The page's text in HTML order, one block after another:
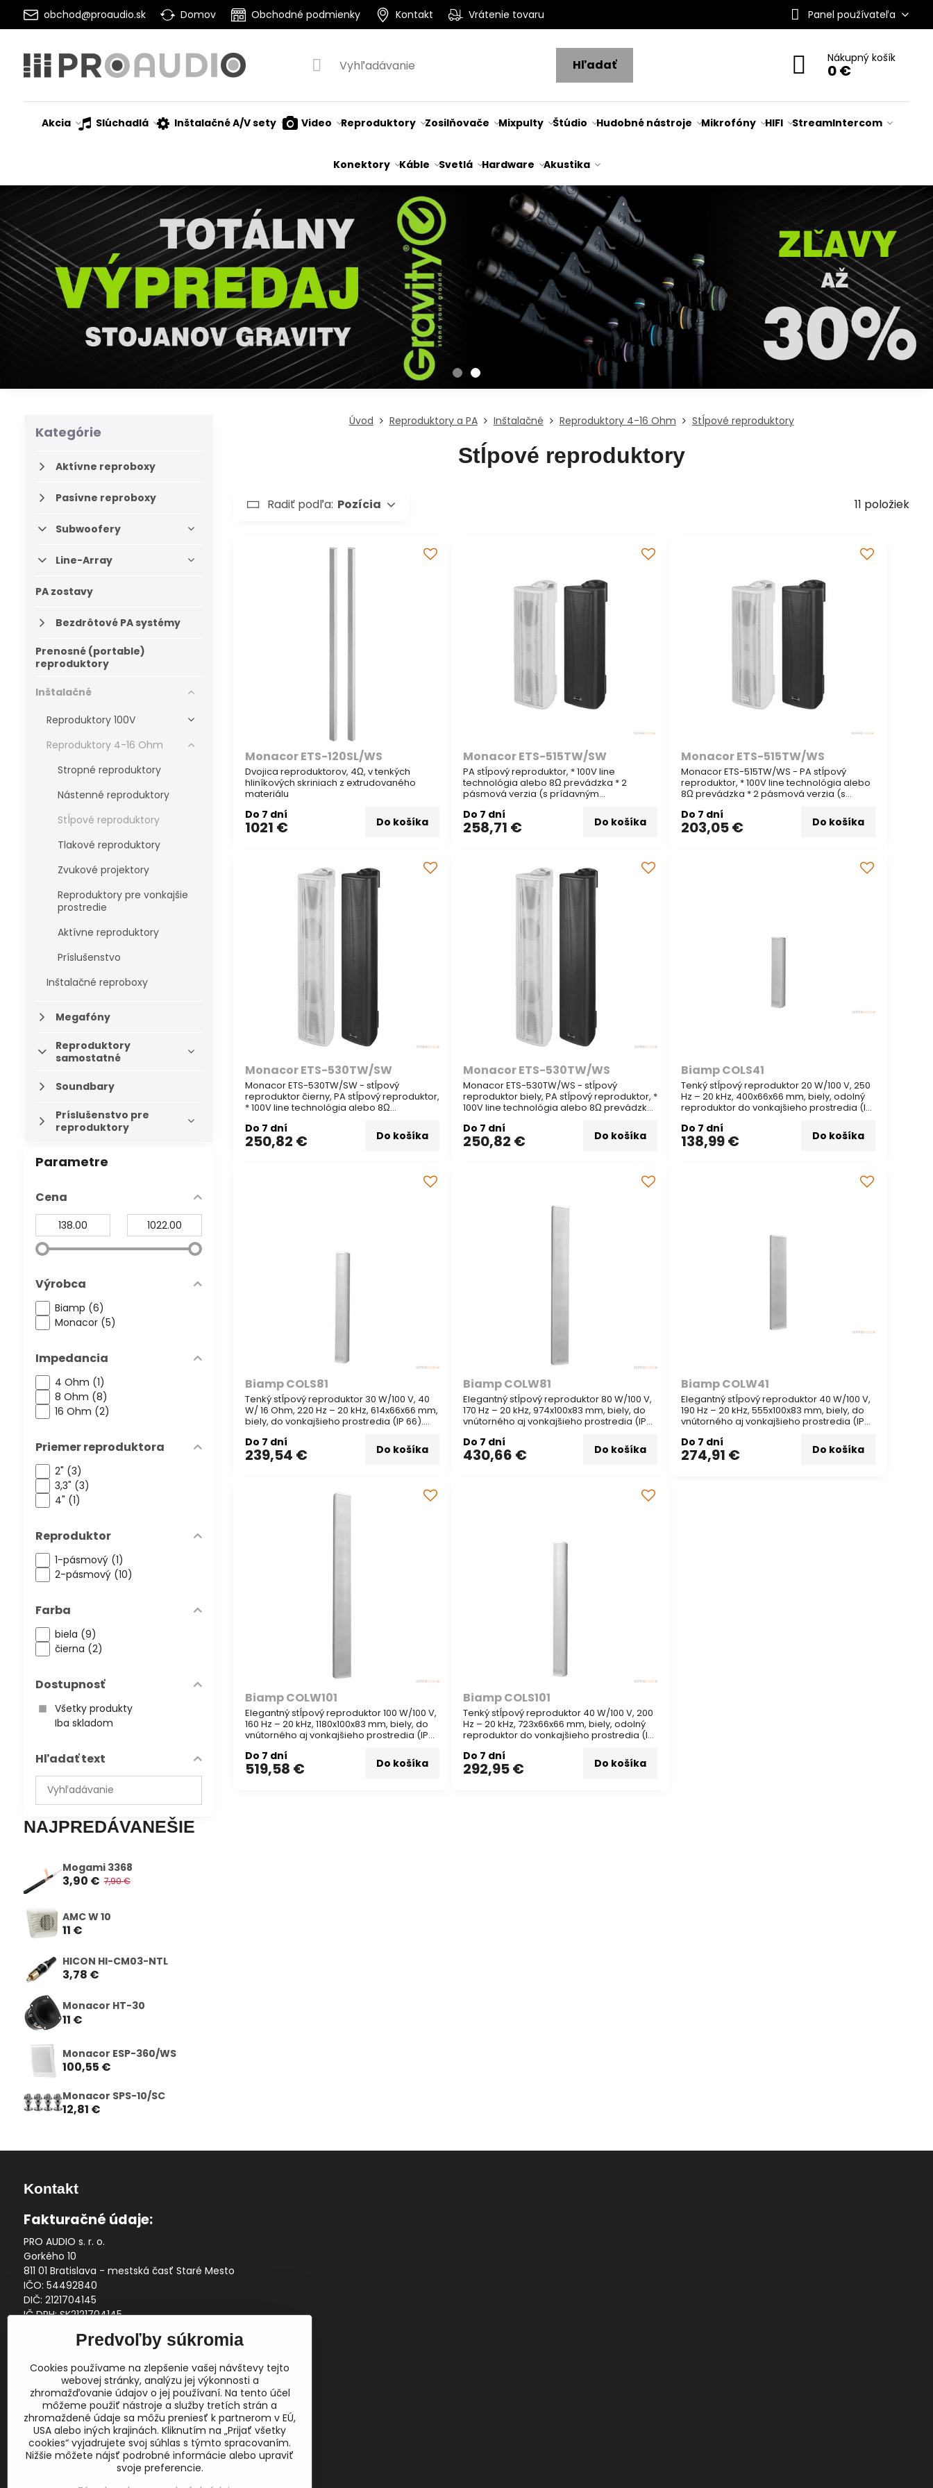
obchod@proaudio.sk Domov Obchodné podmienky Kontakt Vrátenie tovaru Panel používateľa
Hľadať Nákupný košík
0 €
Akcia Slúchadlá Inštalačné A/V sety Video Reproduktory Zosilňovače Mixpulty Štúdio Hudobné nástroje Mikrofóny HIFI StreamIntercom
Konektory Káble Svetlá Hardware Akustika
Úvod Reproduktory a PA Inštalačné Reproduktory 4-16 Ohm Stĺpové reproduktory
Stĺpové reproduktory
Radiť podľa: Pozícia 11 položiek
Monacor ETS-120SL/WS
Dvojica reproduktorov, 4Ω, v tenkých
hliníkových skriniach z extrudovaného
materiálu
Do 7 dní
1021 € Do košíka
Monacor ETS-515TW/SW
PA stĺpový reproduktor, * 100V line
technológia alebo 8Ω prevádzka * 2
pásmová verzia (s prídavným
pre čisto dokonalený zvuk)
Do 7 dní
258,71 € Do košíka
Monacor ETS-515TW/WS
Monacor ETS-515TW/WS - PA stĺpový
reproduktor, * 100V line technológia alebo
8Ω prevádzka * 2 pásmová verzia (s
reproduktorom pre čisto dokonalený zvuk)
Do 7 dní
203,05 € Do košíka
Monacor ETS-530TW/SW
Monacor ETS-530TW/SW - stĺpový
reproduktor čierny, PA stĺpový reproduktor,
* 100V line technológia alebo 8Ω
prídavným integrovaným výškovým
reproduktorom pre čisto dokonalený zvuk)
Do 7 dní
250,82 € Do košíka
Monacor ETS-530TW/WS
Monacor ETS-530TW/WS - stĺpový
reproduktor biely, PA stĺpový reproduktor, *
100V line technológia alebo 8Ω prevádzka
integrovaným výškovým reproduktorom
pre čisto dokonalený zvuk)
Do 7 dní
250,82 € Do košíka
Biamp COLS41
Tenký stĺpový reproduktor 20 W/100 V, 250
Hz – 20 kHz, 400x66x66 mm, biely, odolný
reproduktor do vonkajšieho prostredia (IP
priestorov, kde je potrebná kvalitná
reprodukcia reči
Do 7 dní
138,99 € Do košíka
Biamp COLS81
Tenký stĺpový reproduktor 30 W/100 V, 40
W/ 16 Ohm, 220 Hz – 20 kHz, 614x66x66 mm,
biely, do vonkajšieho prostredia (IP 66).
priestorov, kde je potrebná kvalitná
reprodukcia reči
Do 7 dní
239,54 € Do košíka
Biamp COLW81
Elegantný stĺpový reproduktor 80 W/100 V,
170 Hz – 20 kHz, 974x100x83 mm, biely, do
vnútorného aj vonkajšieho prostredia (IP
hudby. Vhodný na ozvučenie kostolov,
staníc...
Do 7 dní
430,66 € Do košíka
Biamp COLW41
Elegantný stĺpový reproduktor 40 W/100 V,
190 Hz – 20 kHz, 555x100x83 mm, biely, do
vnútorného aj vonkajšieho prostredia (IP
reprodukciu reči aj hudby. Vhodný na
ozvučenie kostolov, staníc...
Do 7 dní
274,91 € Do košíka
Biamp COLW101
Elegantný stĺpový reproduktor 100 W/100 V,
160 Hz – 20 kHz, 1180x100x83 mm, biely, do
vnútorného aj vonkajšieho prostredia (IP
hudby.
Do 7 dní
519,58 € Do košíka
Biamp COLS101
Tenký stĺpový reproduktor 40 W/100 V, 200
Hz – 20 kHz, 723x66x66 mm, biely, odolný
reproduktor do vonkajšieho prostredia (IP
priestorov, kde je potrebná kvalitná
reprodukcia reči
Do 7 dní
292,95 € Do košíka
Parametre
Cena
Výrobca
Biamp (6)
Monacor (5)
Impedancia
4 Ohm (1)
8 Ohm (8)
16 Ohm (2)
Priemer reproduktora
2" (3)
3,3" (3)
4" (1)
Reproduktor
1-pásmový (1)
2-pásmový (10)
Farba
biela (9)
čierna (2)
Dostupnosť
Všetky produkty
Iba skladom
Hľadať text
Prehľadať
výsledky
fulltextom
Kategórie
Aktívne reproboxy
Pasívne reproboxy
Subwoofery
Line-Array
PA zostavy
Bezdrôtové PA systémy
Prenosné (portable)
reproduktory
Inštalačné
Reproduktory 100V
Reproduktory 4-16 Ohm
Stropné reproduktory
Nástenné reproduktory
Stĺpové reproduktory
Tlakové reproduktory
Zvukové projektory
Reproduktory pre vonkajšie
prostredie
Aktívne reproduktory
Príslušenstvo
Inštalačné reproboxy
Megafóny
Reproduktory
samostatné
Soundbary
Príslušenstvo pre
reproduktory
NAJPREDÁVANEŠIE
Mogami 3368
3,90 € 7,90 €
AMC W 10
11 €
HICON HI-CM03-NTL
3,78 €
Monacor HT-30
11 €
Monacor ESP-360/WS
100,55 €
Monacor SPS-10/SC
12,81 €
Kontakt
Fakturačné údaje:
PRO AUDIO s. r. o.
Gorkého 10
811 01 Bratislava - mestská časť Staré Mesto
IČO: 54492840
DIČ: 2121704145
IČ DPH: SK2121704145
Zapísaná v Obchodnom registri Okresného súdu Bratislava
I, Oddiel Sro, Vložka č. 163349/B
Prevádzková doba: pracovné dni10:00 - 14:00
E-mail:
obchod@proaudio.sk
Bankové spojenie:
Slovenská sporiteľňa, a.s.
IBAN: SK48 0900 0000 0051 9050 9782
Predvoľby súkromia
Cookies používame na zlepšenie vašej návštevy tejto
webovej stránky, analýzu jej výkonnosti a
zhromažďovanie údajov o jej používaní. Na tento účel
môžeme použiť nástroje a služby tretích strán a
zhromaždené údaje sa môžu preniesť k partnerom v EÚ,
USA alebo iných krajinách. Kliknutím na „Prijať všetky
cookies“ vyjadrujete svoj súhlas s týmto spracovaním.
Nižšie môžete nájsť podrobné informácie alebo upraviť
svoje preferencie.